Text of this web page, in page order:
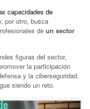
capacidades de
por otro, busca
deun sector
figuras del sector,
la participación
y la ciberseguridad,
siendo un reto.